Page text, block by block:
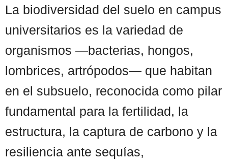
La biodiversidad del suelo en campus
universitarios es la variedad de
organismos —bacterias, hongos,
lombrices, artrópodos— que habitan
en el subsuelo, reconocida como pilar
fundamental para la fertilidad, la
estructura, la captura de carbono y la
resiliencia ante sequías,